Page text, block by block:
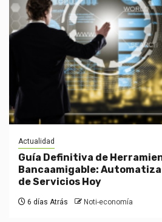
Actualidad
Guía Definitiva de
Bancaamigable:
de Servicios Hoy
6 días Atrás Noti-economía